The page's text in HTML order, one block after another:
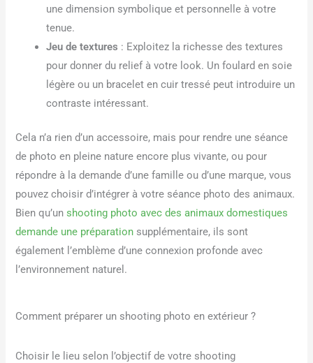
une dimension symbolique et personnelle à votre
tenue.
Jeu de textures : Exploitez la richesse des textures
pour donner du relief à votre look. Un foulard en soie
légère ou un bracelet en cuir tressé peut introduire un
contraste intéressant.
Cela n’a rien d’un accessoire, mais pour rendre une séance
de photo en pleine nature encore plus vivante, ou pour
répondre à la demande d’une famille ou d’une marque, vous
pouvez choisir d’intégrer à votre séance photo des animaux.
Bien qu’unshooting photo avec des animaux domestiques
demande une préparation supplémentaire, ils sont
également l’emblème d’une connexion profonde avec
l’environnement naturel.
Comment préparer un shooting photo en extérieur ?
Choisir le lieu selon l’objectif de votre shooting